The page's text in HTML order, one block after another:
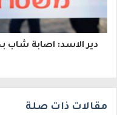
و
دير الاسد: اصابة شاب
مقالات ذات صلة